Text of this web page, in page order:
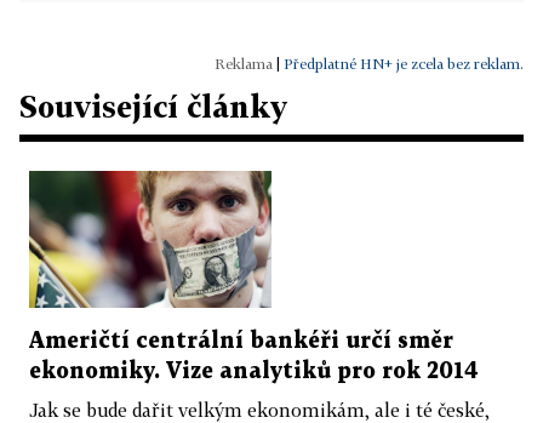
Předplatné HN+ je zcela bez reklam.
Související články
Američtí centrální bankéři určí směr
ekonomiky. Vize analytiků pro rok 2014
Jak se bude dařit velkým ekonomikám, ale i té české,